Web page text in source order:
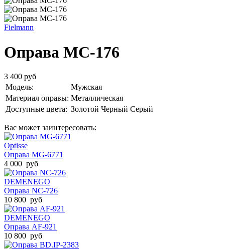
Fielmann
Оправа MC-176
3 400 руб
Модель:
Мужская
Материал оправы: Металлическая
Доступные цвета: Золотой Черный Серый
Вас может заинтересовать:
Optisse
Оправа MG-6771
4 000 руб
DEMENEGO
Оправа NC-726
10 800 руб
DEMENEGO
Оправа AF-921
10 800 руб